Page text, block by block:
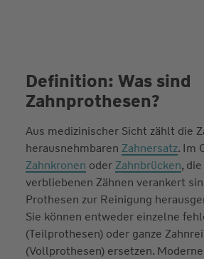
Definition: Was sind
Zahnprothesen?
Aus medizinischer Sicht zählt die
herausnehmbaren Zahnersatz. Im
Zahnkronen oderZahnbrücken,
verbliebenen Zähnen verankert
Prothesen zur Reinigung
Sie können entweder einzelne
(Teilprothesen) oder ganze
(Vollprothesen) ersetzen.